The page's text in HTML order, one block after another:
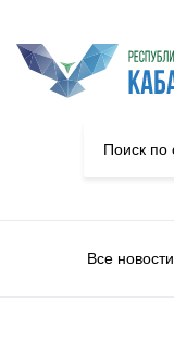
Все новости